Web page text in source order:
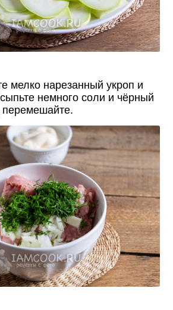
мелко нарезанный укроп и
немного соли и чёрный